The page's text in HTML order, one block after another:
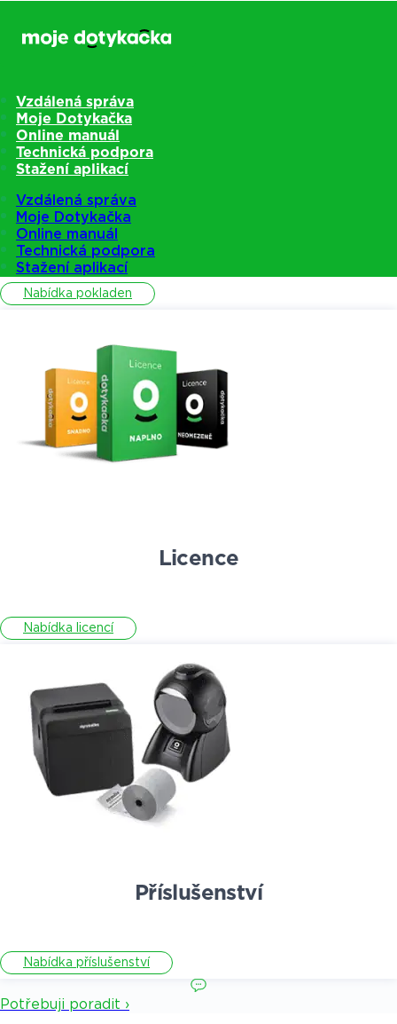
Vzdálená správa
Moje Dotykačka
Online manuál
Technická podpora
Stažení aplikací
Vzdálená správa
Moje Dotykačka
Online manuál
Technická podpora
Stažení aplikací
Nabídka pokladen
Licence
Nabídka licencí
Příslušenství
Nabídka příslušenství
Potřebuji poradit ›